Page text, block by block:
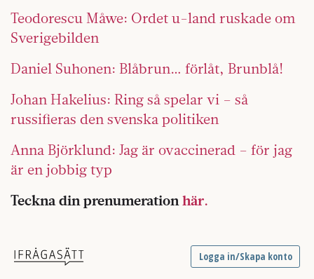
Teodorescu Måwe: Ordet u-land ruskade om
Sverigebilden
Daniel Suhonen: Blåbrun… förlåt, Brunblå!
Johan Hakelius: Ring så spelar vi – så
russifieras den svenska politiken
Anna Björklund: Jag är ovaccinerad – för jag
är en jobbig typ
Teckna din prenumerationhär.